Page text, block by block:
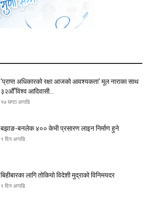
‘प्राप्त अधिकारको रक्षा आजको आवश्यकता’ मूल नाराका साथ
३२औँ विश्व आदिवासी...
१७ घण्टा अगाडि
बझाङ-बनलेक ४०० केभी प्रसारण लाइन निर्माण हुने
१ दिन अगाडि
बिहीबारका लागि तोकियो विदेशी मुद्राको विनिमयदर
१ दिन अगाडि